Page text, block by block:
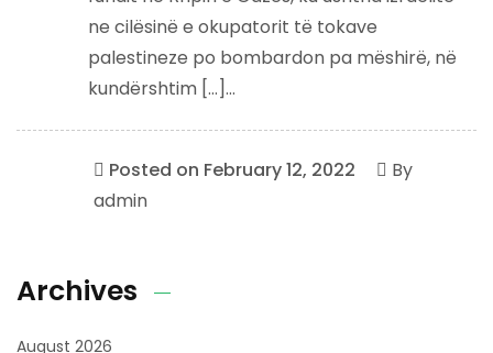
ne cilësinë e okupatorit të tokave
palestineze po bombardon pa mëshirë, në
kundërshtim […]...
Posted on February 12, 2022
By
admin
Archives
August 2026